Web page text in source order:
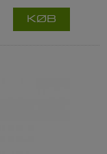
KØB